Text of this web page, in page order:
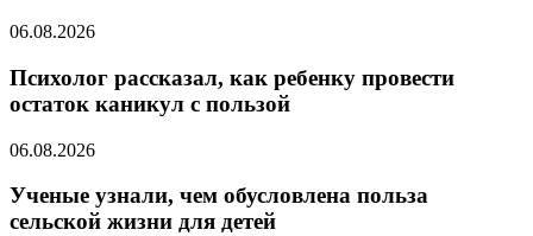
06.08.2026
Психолог рассказал, как ребенку провести
остаток каникул с пользой
06.08.2026
Ученые узнали, чем обусловлена польза
сельской жизни для детей